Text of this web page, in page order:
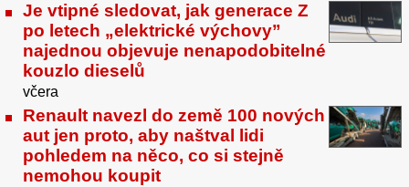
Je vtipné sledovat, jak generace Z
po letech „elektrické výchovy”
najednou objevuje nenapodobitelné
kouzlo dieselů
včera
Renault navezl do země 100 nových
aut jen proto, aby naštval lidi
pohledem na něco, co si stejně
nemohou koupit